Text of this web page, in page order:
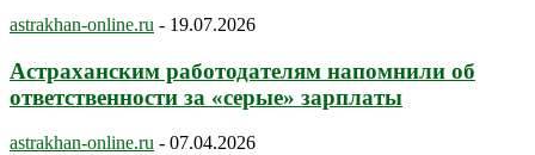
astrakhan-online.ru - 19.07.2026
Астраханским работодателям напомнили об
ответственности за «серые» зарплаты
astrakhan-online.ru - 07.04.2026